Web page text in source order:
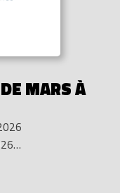
MARS À